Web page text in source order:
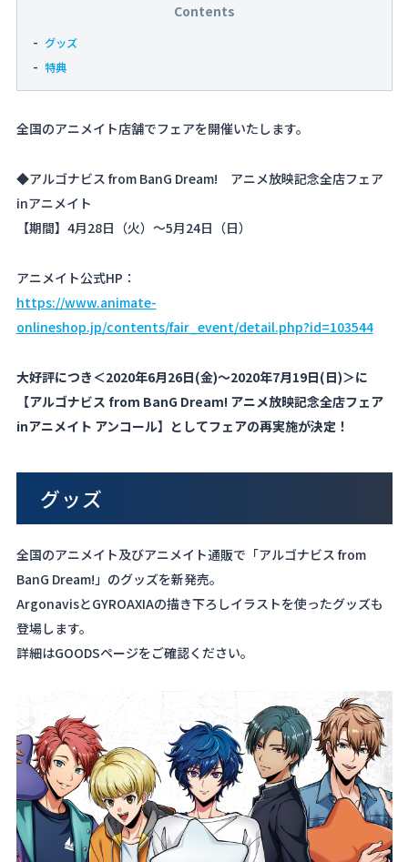
Contents
グッズ
特典
全国のアニメイト店舗でフェアを開催いたします。
◆アルゴナビス from BanG Dream! アニメ放映記念全店フェア
inアニメイト
【期間】4月28日（火）～5月24日（日）
アニメイト公式HP：
https://www.animate-
onlineshop.jp/contents/fair_event/detail.php?id=103544
大好評につき＜2020年6月26日(金)～2020年7月19日(日)＞に
【アルゴナビス from BanG Dream! アニメ放映記念全店フェア
inアニメイト アンコール】としてフェアの再実施が決定！
グッズ
全国のアニメイト及びアニメイト通販で「アルゴナビス from
BanG Dream!」のグッズを新発売。
ArgonavisとGYROAXIAの描き下ろしイラストを使ったグッズも
登場します。
詳細はGOODSページをご確認ください。